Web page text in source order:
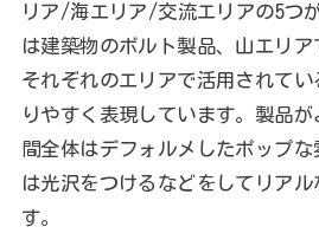
リア/海エリア/交流エリアの5つ
は建築物のボルト製品、山エリア
それぞれのエリアで活用されて
りやすく表現しています。製品
間全体はデフォルメしたポップ
は光沢をつけるなどをしてリア
す。